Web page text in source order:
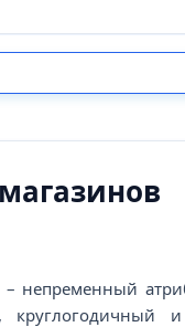
непременный